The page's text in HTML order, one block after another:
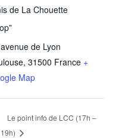
de La Chouette
de Lyon
, 31500 France +
Map
Le point info de LCC (17h –
19h)